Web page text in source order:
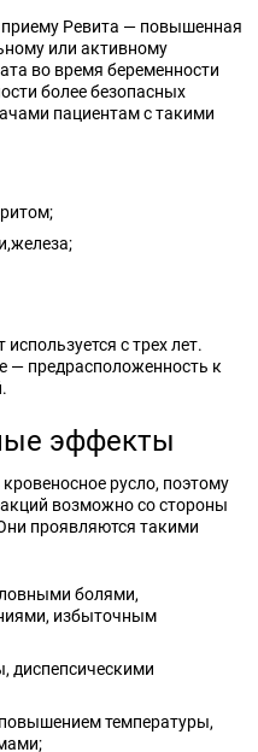
Ревита — повышенная
или активному
во время беременности
более безопасных
пациентам с такими
с трех лет.
— предрасположенность к
эффекты
русло, поэтому
возможно со стороны
проявляются такими
болями,
избыточным
диспепсическими
температуры,